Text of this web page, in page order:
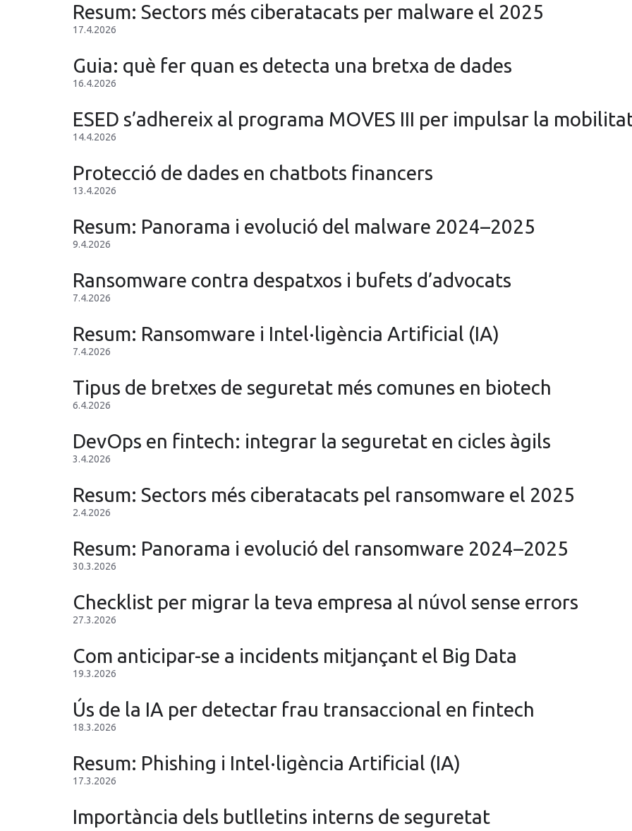
Resum: Sectors més ciberatacats per malware el 2025
17.4.2026
Guia: què fer quan es detecta una bretxa de dades
16.4.2026
ESED s’adhereix al programa MOVES III per impulsar la
14.4.2026
Protecció de dades en chatbots financers
13.4.2026
Resum: Panorama i evolució del malware 2024–2025
9.4.2026
Ransomware contra despatxos i bufets d’advocats
7.4.2026
Resum: Ransomware i Intel·ligència Artificial (IA)
7.4.2026
Tipus de bretxes de seguretat més comunes en biotech
6.4.2026
DevOps en fintech: integrar la seguretat en cicles àgils
3.4.2026
Resum: Sectors més ciberatacats pel ransomware el 2025
2.4.2026
Resum: Panorama i evolució del ransomware 2024–2025
30.3.2026
Checklist per migrar la teva empresa al núvol sense errors
27.3.2026
Com anticipar-se a incidents mitjançant el Big Data
19.3.2026
Ús de la IA per detectar frau transaccional en fintech
18.3.2026
Resum: Phishing i Intel·ligència Artificial (IA)
17.3.2026
Importància dels butlletins interns de seguretat